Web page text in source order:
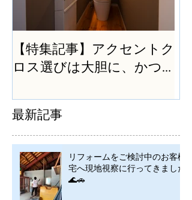
【特集記事】アクセントク
ロス選びは大胆に、かつ
最新記事
リフォームをご検討中のお客様
宅へ現地視察に行ってきました
🌊🚗